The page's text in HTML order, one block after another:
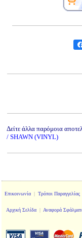
Δείτε άλλα παρόμοια
/ SHAWN (VINYL)
Επικοινωνία| Τρόποι Παραγγελίας
Αρχική Σελίδα | Αναφορά